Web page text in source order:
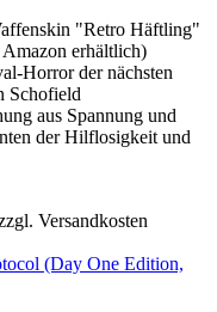
"Retro Häftling"
erhältlich)
Horror der nächsten
Schofield
aus Spannung und
der Hilflosigkeit und
Versandkosten
(Day One Edition,